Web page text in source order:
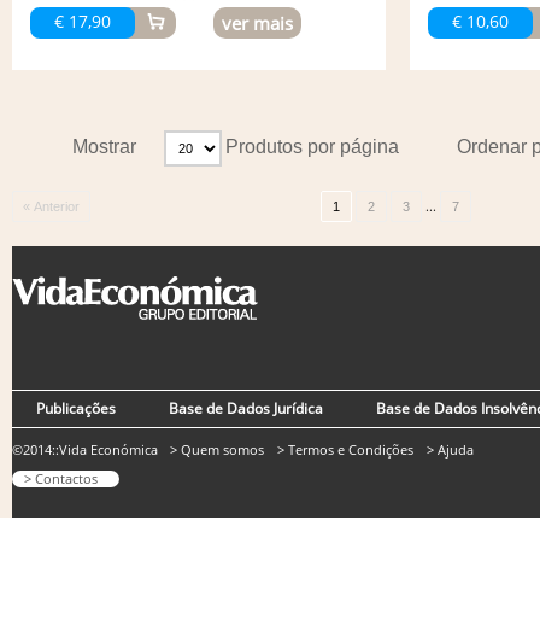
€ 17,90 ver mais € 10,60
Ordenar
Mostrar Produtos por página
« Anterior 1 2 3 ... 7
Publicações Base de Dados Jurídica Base de Dados
©2014::Vida Económica
> Contactos
> Quem somos > Termos e Condições > Ajuda